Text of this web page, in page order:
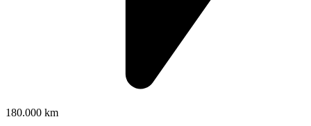
180.000 km